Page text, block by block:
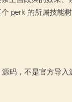
perk 的所属技能
码，不是官方导入